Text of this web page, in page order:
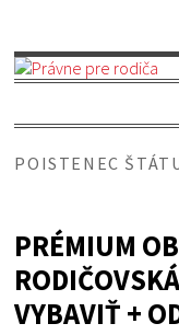
POISTENEC
PRÉMIUM
VYBAVIŤ +